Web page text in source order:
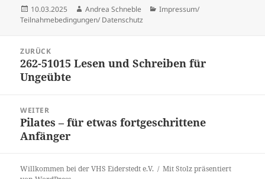
Veröffentlicht
am
10.03.2025 Autor
Andrea Schneble Kategorien
Impressum/
Teilnahmebedingungen/ Datenschutz
ZURÜCK
Vorheriger
Beitrag:
262-51015 Lesen und Schreiben für
Ungeübte
WEITER
Nächster
Beitrag:
Pilates – für etwas fortgeschrittene
Anfänger
Willkommen bei der VHS Eiderstedt e.V.
Mit Stolz präsentiert